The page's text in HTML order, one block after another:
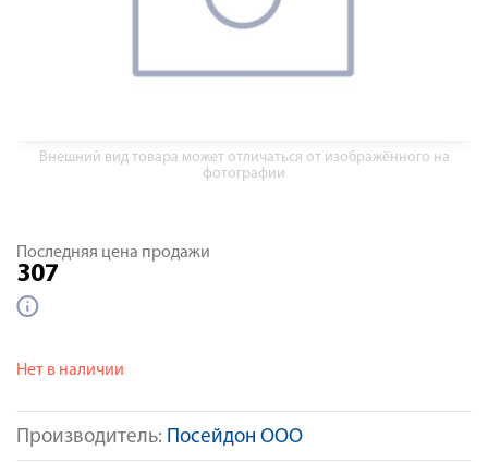
Внешний вид товара может отличаться от изображённого на
фотографии
Производитель: Посейдон ООО
Последняя цена продажи
307
Нет в наличии